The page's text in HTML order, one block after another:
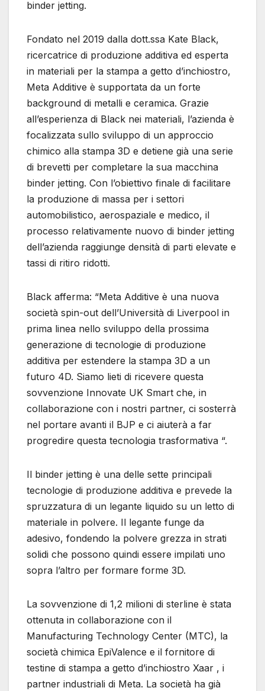
binder jetting.
Fondato nel 2019 dalla dott.ssa Kate Black,
ricercatrice di produzione additiva ed esperta
in materiali per la stampa a getto d’inchiostro,
Meta Additive è supportata da un forte
background di metalli e ceramica. Grazie
all’esperienza di Black nei materiali, l’azienda è
focalizzata sullo sviluppo di un approccio
chimico alla stampa 3D e detiene già una serie
di brevetti per completare la sua macchina
binder jetting. Con l’obiettivo finale di facilitare
la produzione di massa per i settori
automobilistico, aerospaziale e medico, il
processo relativamente nuovo di binder jetting
dell’azienda raggiunge densità di parti elevate e
tassi di ritiro ridotti.
Black afferma: “Meta Additive è una nuova
società spin-out dell’Università di Liverpool in
prima linea nello sviluppo della prossima
generazione di tecnologie di produzione
additiva per estendere la stampa 3D a un
futuro 4D. Siamo lieti di ricevere questa
sovvenzione Innovate UK Smart che, in
collaborazione con i nostri partner, ci sosterrà
nel portare avanti il ​​BJP e ci aiuterà a far
progredire questa tecnologia trasformativa “.
Il binder jetting è una delle sette principali
tecnologie di produzione additiva e prevede la
spruzzatura di un legante liquido su un letto di
materiale in polvere. Il legante funge da
adesivo, fondendo la polvere grezza in strati
solidi che possono quindi essere impilati uno
sopra l’altro per formare forme 3D.
La sovvenzione di 1,2 milioni di sterline è stata
ottenuta in collaborazione con il
Manufacturing Technology Center (MTC), la
società chimica EpiValence e il fornitore di
testine di stampa a getto d’inchiostro Xaar , i
partner industriali di Meta. La società ha già